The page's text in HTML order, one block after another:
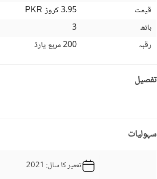
قیمت
PKR
3.95 کروڑ
باتھ
3
رقبہ
200 مربع یارڈ
تفصیل
سہولیات
تعمیر کا سال: 2021